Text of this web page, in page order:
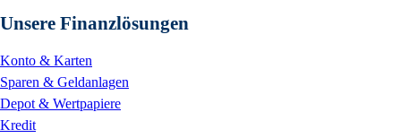
Unsere Finanzlösungen
Konto & Karten
Sparen & Geldanlagen
Depot & Wertpapiere
Kredit